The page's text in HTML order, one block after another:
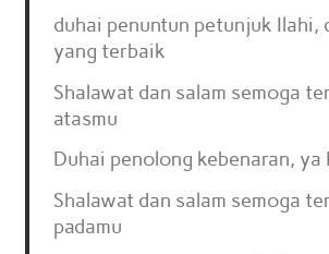
duhai penuntun petunjuk Ilahi,
yang terbaik
Shalawat dan salam semoga
atasmu
Duhai penolong kebenaran, ya
Shalawat dan salam semoga
padamu